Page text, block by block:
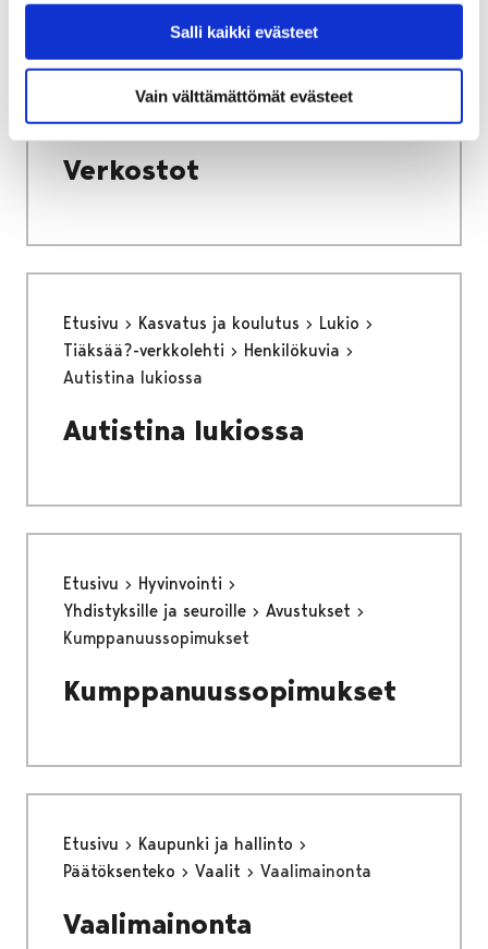
Salli kaikki evästeet
Vain välttämättömät evästeet
Kaupunki ja hallinto
Hankkeet ja verkostot
Verkostot
Verkostot
Etusivu Kasvatus ja koulutus
Lukio
Tiäksää?-verkkolehti
Henkilökuvia
Autistina lukiossa
Autistina lukiossa
Etusivu
Hyvinvointi
Yhdistyksille ja seuroille
Avustukset
Kumppanuussopimukset
Kumppanuussopimukset
Etusivu
Kaupunki ja hallinto
Päätöksenteko
Vaalit Vaalimainonta
Vaalimainonta